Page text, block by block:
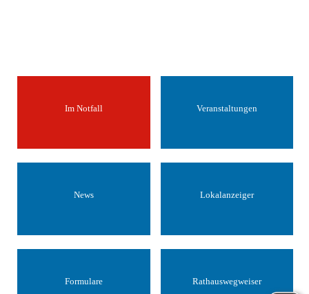
Im Notfall Veranstaltungen
News Lokalanzeiger
Formulare Rathauswegweiser